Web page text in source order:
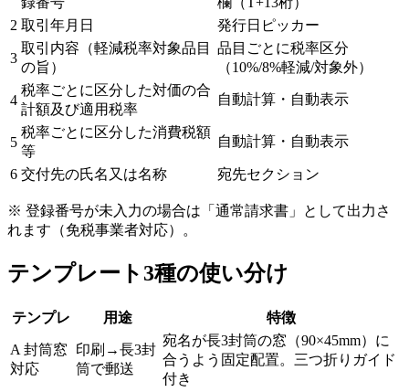
2 取引年月日 発行日ピッカー
3
取引内容（軽減税率対象品目
の旨）
品目ごとに税率区分
（10%/8%軽減/対象外）
4
税率ごとに区分した対価の合
計額及び適用税率
自動計算・自動表示
5
税率ごとに区分した消費税額
等
自動計算・自動表示
6 交付先の氏名又は名称 宛先セクション
※ 登録番号が未入力の場合は「通常請求書」として出力さ
れます（免税事業者対応）。
テンプレート3種の使い分け
テンプレ 用途 特徴
A 封筒窓
対応
印刷→長3封
筒で郵送
宛名が長3封筒の窓（90×45mm）に
合うよう固定配置。三つ折りガイド
付き